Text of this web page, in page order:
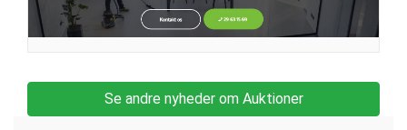
Se andre nyheder om Auktioner